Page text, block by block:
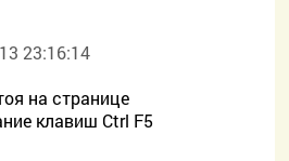
23:16:14
на странице
клавиш Ctrl F5